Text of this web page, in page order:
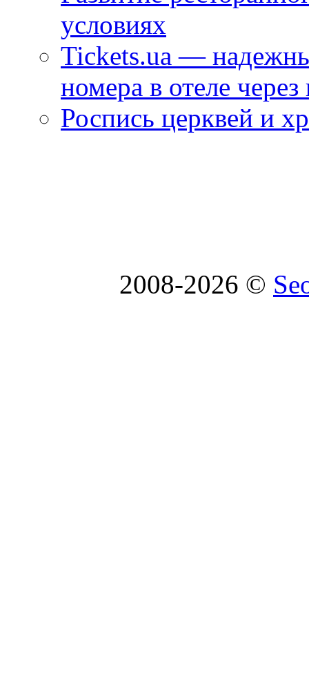
условиях
Tickets.ua —
номера в отеле через
Роспись церквей и
2008-2026 ©